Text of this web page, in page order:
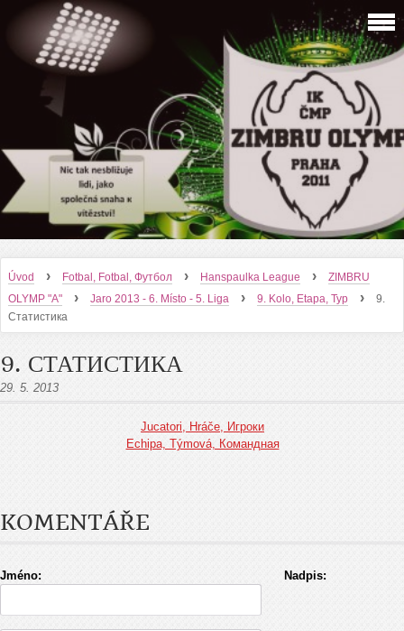
Úvod › Fotbal, Fotbal, Футбол › Hanspaulka League ›
ZIMBRU
OLYMP "A"
› Jaro 2013 - 6. Místo - 5. Liga › 9. Kolo, Etapa, Тур ›
9.
Статистика
9. СТАТИСТИКА
29. 5. 2013
Jucatori, Hráče, Игроки
Echipa, Týmová, Командная
KOMENTÁŘE
Jméno: Nadpis: